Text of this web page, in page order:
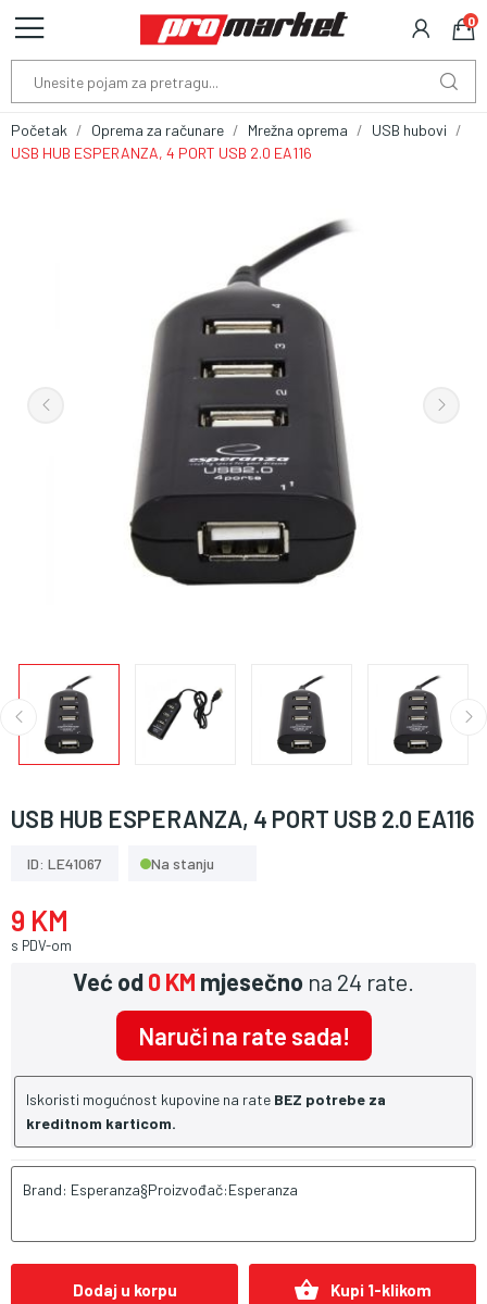
0
Početak Oprema za računare Mrežna oprema
USB hubovi
USB HUB ESPERANZA, 4 PORT USB 2.0 EA116
USB HUB ESPERANZA, 4 PORT USB 2.0 EA116
ID: LE41067 Na stanju
9 KM
s PDV-om
Već od0 KM mjesečno na 24 rate.
Naruči na rate sada!
Iskoristi mogućnost kupovine na rate BEZ potrebe za
kreditnom karticom.
Brand: Esperanza§Proizvođač:Esperanza
Dodaj u korpu shopping_basket Kupi 1-klikom